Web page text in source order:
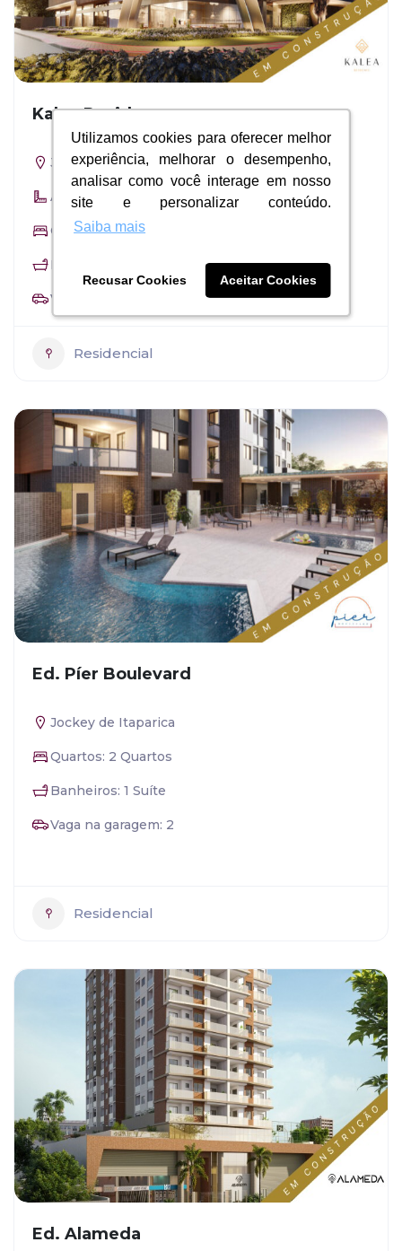
Utilizamos cookies para oferecer melhor
experiência, melhorar o desempenho,
analisar como você interage em nosso
site e personalizar conteúdo.
Saiba mais
Recusar Cookies Aceitar Cookies
Utilizamos cookies para oferecer melhor
experiência, melhorar o desempenho,
analisar como você interage em nosso
site e personalizar conteúdo.
Saiba mais
Recusar Cookies Aceitar Cookies
Kalea Residence
Jockey de Itaparica
Área: 78,44m² a 105,23m²
Quartos: 3 Quartos
Banheiros: 1 Suíte
Vaga na garagem: 2
Residencial
Ed. Píer Boulevard
Jockey de Itaparica
Quartos: 2 Quartos
Banheiros: 1 Suíte
Vaga na garagem: 2
Residencial
Ed. Alameda